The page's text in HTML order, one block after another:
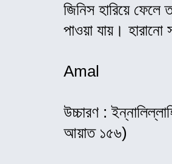
জিনিস হারিয়ে
পাওয়া যায়।
Amal
উচ্চারণ :
আয়াত ১৫৬)